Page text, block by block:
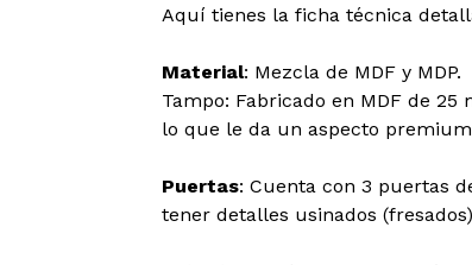
Aquí tienes la ficha técnica
Material: Mezcla de MDF y MDP.
Tampo: Fabricado en MDF de
lo que le da un aspecto
Puertas: Cuenta con 3 puertas
tener detalles usinados